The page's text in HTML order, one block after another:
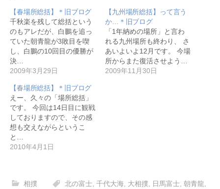
【春場所総括】＊旧ブログ
千秋楽を残して総括という
のもアレだが、白鵬を追っ
ていた朝青龍が3敗目を喫
し、白鵬の10回目の優勝が
決…
2009年3月29日
【九州場所総括】って言う
か…＊旧ブログ
「1年納めの場所」と言わ
れる九州場所も終わり、 さ
あいよいよ12月です。 今場
所からまた復活させよう…
2009年11月30日
【春場所総括】＊旧ブログ
えー、久々の「場所総括」
です。 今回は14日目に観戦
しておりますので、その感
想も交えながらというこ
と…
2010年4月1日
相撲 北の富士 千代大海 大相撲 日馬富士 朝青龍